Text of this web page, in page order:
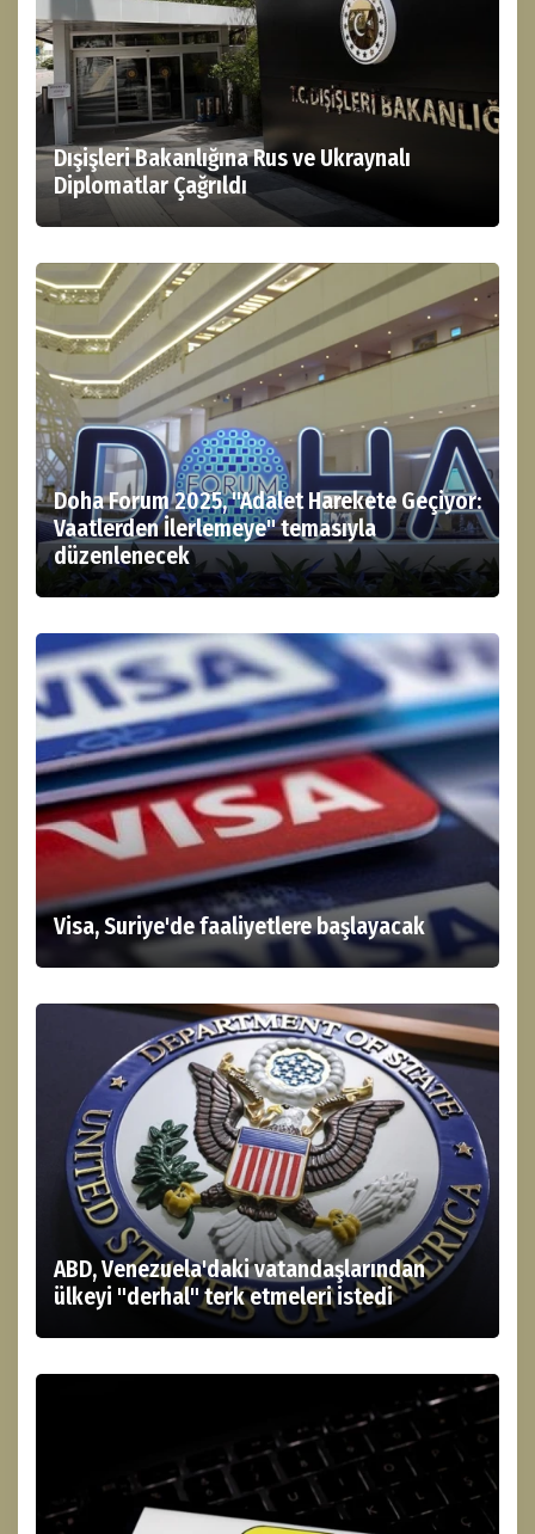
Dışişleri Bakanlığına Rus ve Ukraynalı
Diplomatlar Çağrıldı
Doha Forum 2025, "Adalet Harekete Geçiyor:
Vaatlerden İlerlemeye" temasıyla
düzenlenecek
Visa, Suriye'de faaliyetlere başlayacak
ABD, Venezuela'daki vatandaşlarından
ülkeyi "derhal" terk etmeleri istedi